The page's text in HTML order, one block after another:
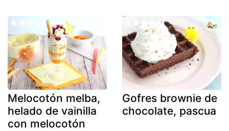
Melocotón melba,
helado de vainilla
con melocotón
Gofres brownie de
chocolate, pascua